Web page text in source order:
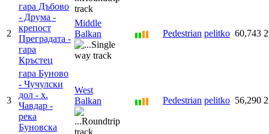
2
гара Дъбово
- Друма -
крепост
Преградата -
гара
Кръстец
Middle
Balkan
Pedestrian pelitko 60,743
3
гара Буново
- Чучулски
дол - х.
Чавдар -
река
Буновска
West
Balkan
Pedestrian pelitko 56,290